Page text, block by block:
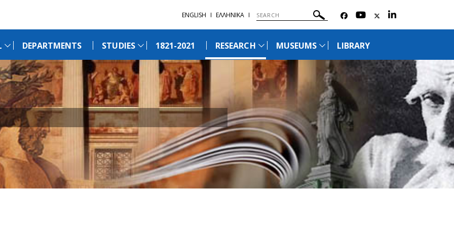
ENGLISH ΕΛΛΗΝΙΚΑ
DEPARTMENTS STUDIES 1821-2021 RESEARCH MUSEUMS LIBRARY